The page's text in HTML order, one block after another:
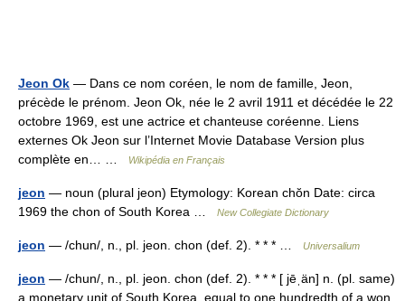
Jeon Ok — Dans ce nom coréen, le nom de famille, Jeon,
précède le prénom. Jeon Ok, née le 2 avril 1911 et décédée le 22
octobre 1969, est une actrice et chanteuse coréenne. Liens
externes Ok Jeon sur l’Internet Movie Database Version plus
complète en… …
Wikipédia en Français
jeon — noun (plural jeon) Etymology: Korean chŏn Date: circa
1969 the chon of South Korea …
New Collegiate Dictionary
jeon — /chun/, n., pl. jeon. chon (def. 2). * * * … Universalium
jeon — /chun/, n., pl. jeon. chon (def. 2). * * * [ jēˌän] n. (pl. same)
a monetary unit of South Korea, equal to one hundredth of a won